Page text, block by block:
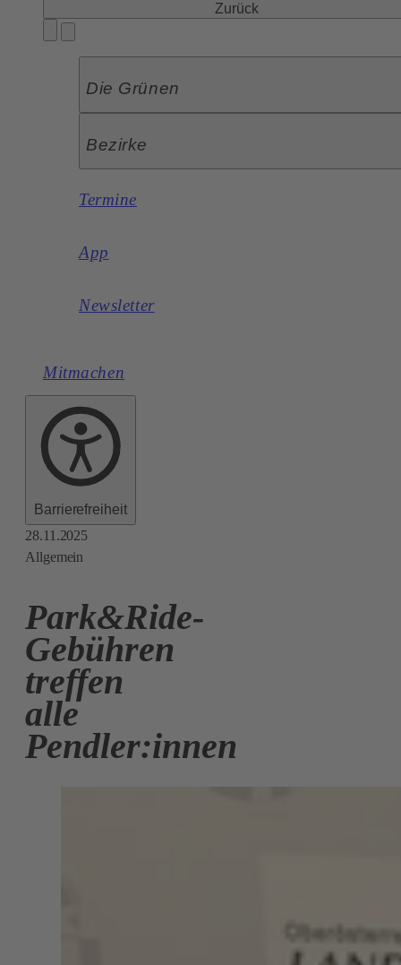
Zurück
Die Grünen
Bezirke
Termine
App
Newsletter
Mitmachen
Barrierefreiheit
28.11.2025
Allgemein
Park&Ride-
Gebühren
treffen
alle
Pendler:innen